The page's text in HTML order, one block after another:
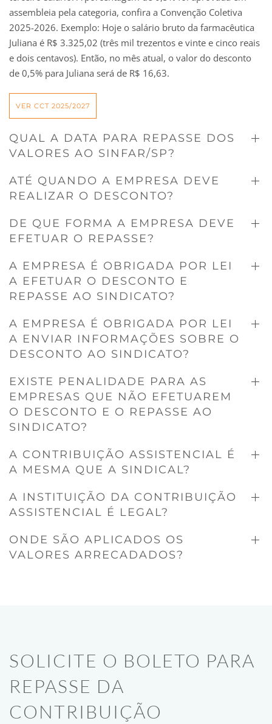
assembleia pela categoria, confira a Convenção Coletiva
2025-2026. Exemplo: Hoje o salário bruto da farmacêutica
Juliana é R$ 3.325,02 (três mil trezentos e vinte e cinco reais
e dois centavos). Então, no mês atual, o valor do desconto
de 0,5% para Juliana será de R$ 16,63.
VER CCT 2025/2027
QUAL A DATA PARA REPASSE DOS
VALORES AO SINFAR/SP?
ATÉ QUANDO A EMPRESA DEVE
REALIZAR O DESCONTO?
DE QUE FORMA A EMPRESA DEVE
EFETUAR O REPASSE?
A EMPRESA É OBRIGADA POR LEI
A EFETUAR O DESCONTO E
REPASSE AO SINDICATO?
A EMPRESA É OBRIGADA POR LEI
A ENVIAR INFORMAÇÕES SOBRE O
DESCONTO AO SINDICATO?
EXISTE PENALIDADE PARA AS
EMPRESAS QUE NÃO EFETUAREM
O DESCONTO E O REPASSE AO
SINDICATO?
A CONTRIBUIÇÃO ASSISTENCIAL É
A MESMA QUE A SINDICAL?
A INSTITUIÇÃO DA CONTRIBUIÇÃO
ASSISTENCIAL É LEGAL?
ONDE SÃO APLICADOS OS
VALORES ARRECADADOS?
SOLICITE O BOLETO PARA
REPASSE DA
CONTRIBUIÇÃO